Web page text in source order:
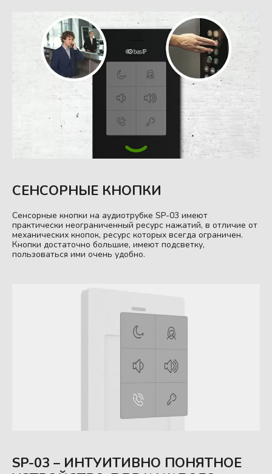
СЕНСОРНЫЕ КНОПКИ
Сенсорные кнопки на аудиотрубке SP-03 имеют
практически неограниченный ресурс нажатий, в отличие от
механических кнопок, ресурс которых всегда ограничен.
Кнопки достаточно большие, имеют подсветку,
пользоваться ими очень удобно.
SP-03 – ИНТУИТИВНО ПОНЯТНОЕ